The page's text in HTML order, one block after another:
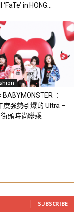
in HONG...
BABYMONSTER ：
度強勢引爆的 Ultra –
街頭時尚聯乘
SUBSCRIBE